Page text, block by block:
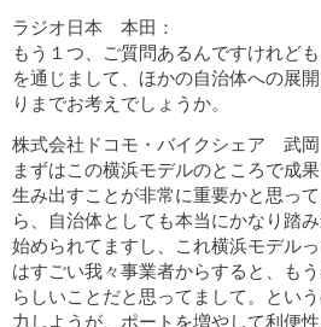
ラジオ日本 本田：
もう１つ、ご質問あるんですけれど
を通じまして、ほかの自治体への展
りまでお考えでしょうか。
株式会社ドコモ・バイクシェア 武
まずはこの横浜モデルのところで成
生み出すことが非常に重要かと思っ
ら、自治体としても本当にかなり踏
始められてますし、これ横浜モデル
はすごい我々事業者からすると、も
らしいことだと思ってまして。とい
力しようが、ポートを増やして利便